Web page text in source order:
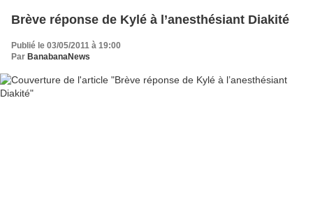
Brève réponse de Kylé à l’anesthésiant Diakité
Publié le 03/05/2011 à 19:00
Par BanabanaNews